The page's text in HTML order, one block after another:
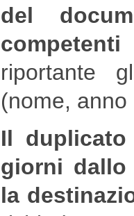
del
riportante
(nome,
Il
giorni dallo
la